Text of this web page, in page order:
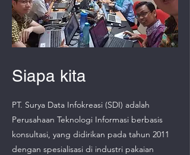
Siapa kita
PT. Surya Data Infokreasi (SDI) adalah
Perusahaan Teknologi Informasi berbasis
konsultasi, yang didirikan pada tahun 2011
dengan spesialisasi di industri pakaian